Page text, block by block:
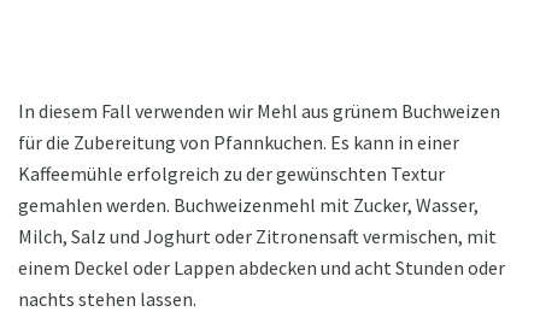
In diesem Fall verwenden wir Mehl aus grünem Buchweizen
für die Zubereitung von Pfannkuchen. Es kann in einer
Kaffeemühle erfolgreich zu der gewünschten Textur
gemahlen werden. Buchweizenmehl mit Zucker, Wasser,
Milch, Salz und Joghurt oder Zitronensaft vermischen, mit
einem Deckel oder Lappen abdecken und acht Stunden oder
nachts stehen lassen.